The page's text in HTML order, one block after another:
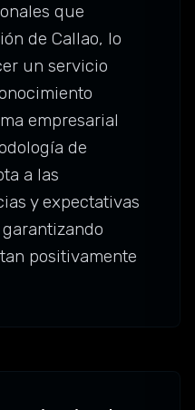
que
de Callao, lo
un servicio
empresarial
de
a las
y expectativas
positivamente